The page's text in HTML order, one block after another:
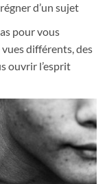
d’un sujet
pour vous
différents, des
ouvrir l’esprit